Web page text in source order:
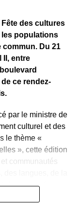
Bridon Music
cette belle
des projets
durablement Tris
des cultures
les populations
Du 21
II, entre
ce rendez-
par le ministre de
culturel et des
le thème «
», cette édition
communautés
des savoir-faire